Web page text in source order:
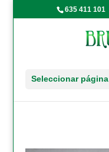
635 411 101
Seleccionar página